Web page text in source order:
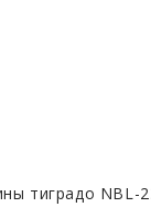
тиградо NBL-